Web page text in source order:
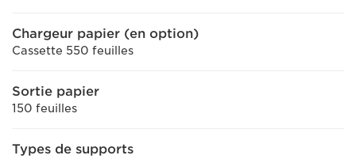
Chargeur papier (en option)
Cassette 550 feuilles
Sortie papier
150 feuilles
Types de supports